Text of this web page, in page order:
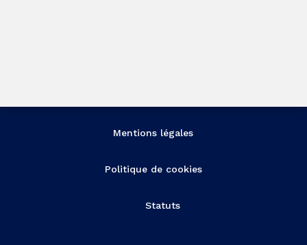
Mentions légales
Politique de cookies
Statuts